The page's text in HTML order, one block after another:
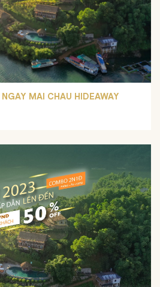
MAI CHAU HIDEAWAY